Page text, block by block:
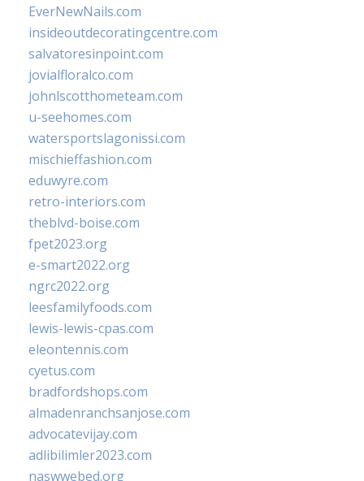
EverNewNails.com
insideoutdecoratingcentre.com
salvatoresinpoint.com
jovialfloralco.com
johnlscotthometeam.com
u-seehomes.com
watersportslagonissi.com
mischieffashion.com
eduwyre.com
retro-interiors.com
theblvd-boise.com
fpet2023.org
e-smart2022.org
ngrc2022.org
leesfamilyfoods.com
lewis-lewis-cpas.com
eleontennis.com
cyetus.com
bradfordshops.com
almadenranchsanjose.com
advocatevijay.com
adlibilimler2023.com
naswwebed.org